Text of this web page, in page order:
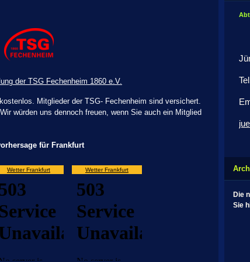
der TSG Fechenheim 1860 e.V.
Mitglieder der TSG- Fechenheim sind versichert.
würden uns dennoch freuen, wenn Sie auch ein Mitglied
für Frankfurt
Wetter Frankfurt Wetter Frankfurt
Die
Sie